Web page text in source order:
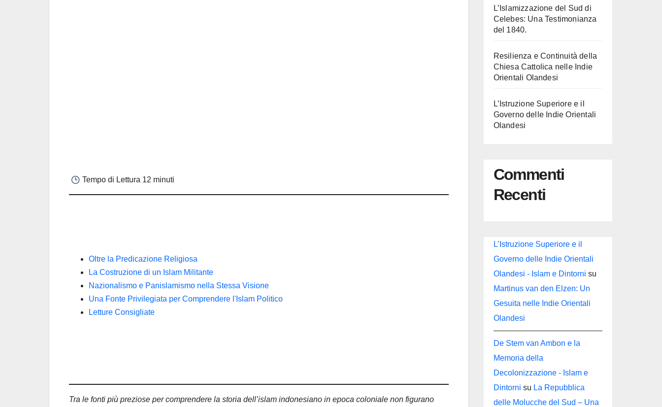
Tempo di Lettura 12 minuti
Oltre la Predicazione Religiosa
La Costruzione di un Islam Militante
Nazionalismo e Panislamismo nella Stessa Visione
Una Fonte Privilegiata per Comprendere l'Islam Politico
Letture Consigliate
Tra le fonti più preziose per comprendere la storia dell’islam indonesiano in epoca coloniale non figurano
L’Islamizzazione del Sud di
Celebes: Una Testimonianza
del 1840.
Resilienza e Continuità della
Chiesa Cattolica nelle Indie
Orientali Olandesi
L’Istruzione Superiore e il
Governo delle Indie Orientali
Olandesi
Commenti
Recenti
L’Istruzione Superiore e il
Governo delle Indie Orientali
Olandesi - Islam e Dintorni su
Martinus van den Elzen: Un
Gesuita nelle Indie Orientali
Olandesi
De Stem van Ambon e la
Memoria della
Decolonizzazione - Islam e
Dintorni su La Repubblica
delle Molucche del Sud – Una